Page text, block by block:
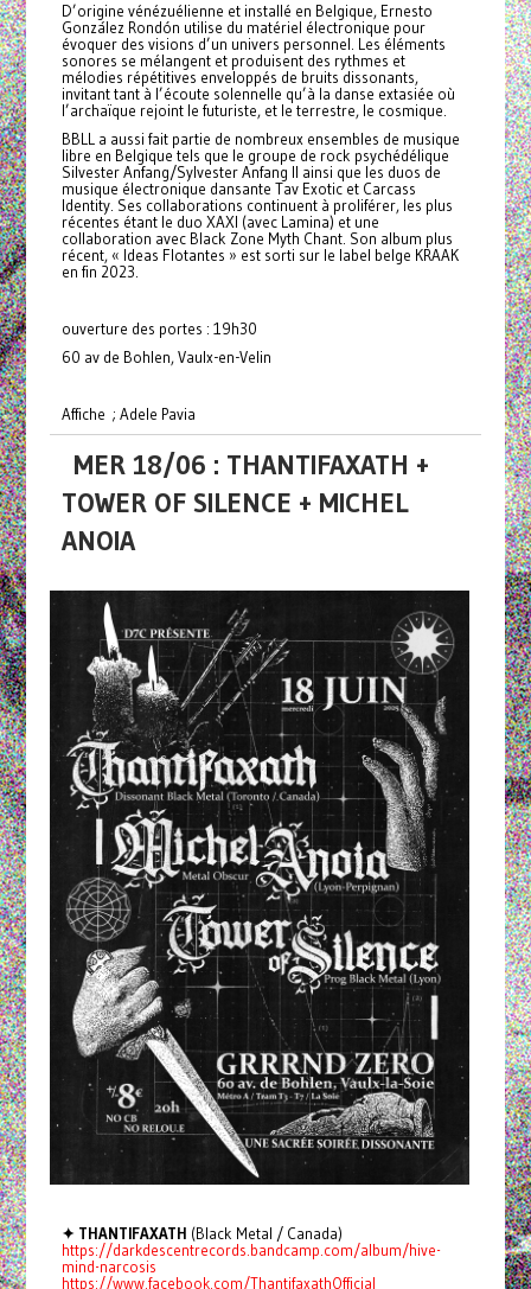
D’origine vénézuélienne et installé en Belgique, Ernesto
González Rondón utilise du matériel électronique pour
évoquer des visions d’un univers personnel. Les éléments
sonores se mélangent et produisent des rythmes et
mélodies répétitives enveloppés de bruits dissonants,
invitant tant à l’écoute solennelle qu’à la danse extasiée où
l’archaïque rejoint le futuriste, et le terrestre, le cosmique.
BBLL a aussi fait partie de nombreux ensembles de musique
libre en Belgique tels que le groupe de rock psychédélique
Silvester Anfang/Sylvester Anfang II ainsi que les duos de
musique électronique dansante Tav Exotic et Carcass
Identity. Ses collaborations continuent à proliférer, les plus
récentes étant le duo XAXI (avec Lamina) et une
collaboration avec Black Zone Myth Chant. Son album plus
récent, « Ideas Flotantes » est sorti sur le label belge KRAAK
en fin 2023.
ouverture des portes : 19h30
60 av de Bohlen, Vaulx-en-Velin
Affiche ; Adele Pavia
MER 18/06 : THANTIFAXATH +
TOWER OF SILENCE + MICHEL
ANOIA
✦ THANTIFAXATH (Black Metal / Canada)
https://darkdescentrecords.bandcamp.com/album/hive-
mind-narcosis
https://www.facebook.com/ThantifaxathOfficial